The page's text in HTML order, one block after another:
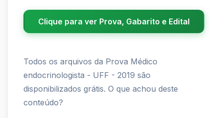
Clique para ver Prova, Gabarito e Edital
Todos os arquivos da Prova Médico
endocrinologista - UFF - 2019 são
disponibilizados grátis. O que achou deste
conteúdo?